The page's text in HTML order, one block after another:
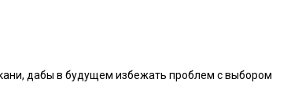
дабы в будущем избежать проблем с выбором